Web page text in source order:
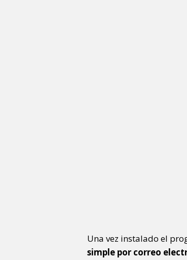
Una vez instalado el
simple por correo